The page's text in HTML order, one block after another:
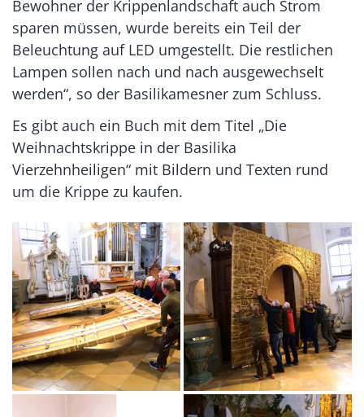
Bewohner der Krippenlandschaft auch Strom
sparen müssen, wurde bereits ein Teil der
Beleuchtung auf LED umgestellt. Die restlichen
Lampen sollen nach und nach ausgewechselt
werden“, so der Basilikamesner zum Schluss.
Es gibt auch ein Buch mit dem Titel „Die
Weihnachtskrippe in der Basilika
Vierzehnheiligen“ mit Bildern und Texten rund
um die Krippe zu kaufen.